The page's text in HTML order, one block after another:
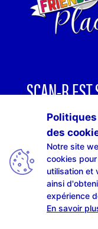
SCAN-R
des
Notre site
cookies
utilisation et
ainsi
expérience
En savoir